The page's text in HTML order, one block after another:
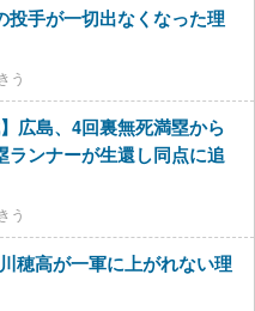
投手が一切出なくなった理
う
広島、4回裏無死満塁から
ランナーが生還し同点に追
う
穂高が一軍に上がれない理